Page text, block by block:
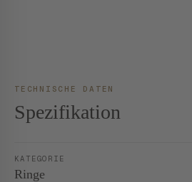
TECHNISCHE DATEN
Spezifikation
KATEGORIE
Ringe